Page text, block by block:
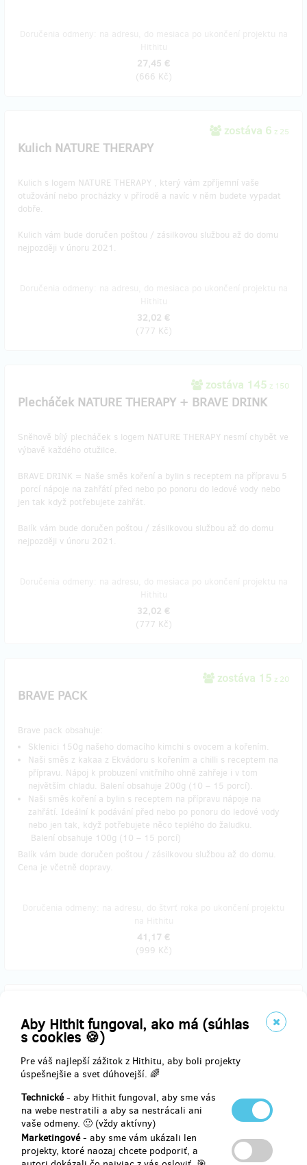
Aby Hithit fungoval, ako má (súhlas
s cookies 🍪)
Pre váš najlepší zážitok z Hithitu, aby boli projekty
úspešnejšie a svet dúhovejší. 🌈
Technické- aby Hithit fungoval, aby sme vás
na webe nestratili a aby sa nestrácali ani
vaše odmeny. 🙂 (vždy aktívny)
Marketingové- aby sme vám ukázali len
projekty, ktoré naozaj chcete podporiť, a
27,45 €
(666 Kč)
zostáva 6 z 25
Kulich NATURE THERAPY
Kulich s logem NATURE THERAPY , který vám zpříjemní vaše
otužování nebo procházky v přírodě a navíc v něm budete vypadat
dobře.
Kulich vám bude doručen poštou / zásilkovou službou až do domu
nejpozději v únoru 2021.
32,02 €
(777 Kč)
zostáva 145 z 150
Plecháček NATURE THERAPY + BRAVE DRINK
Sněhově bílý plecháček s logem NATURE THERAPY nesmí chybět ve
výbavě každého otužilce.
BRAVE DRINK = Naše směs koření a bylin s receptem na přípravu 5
porcí nápoje na zahřátí před nebo po ponoru do ledové vody nebo
jen tak když potřebujete zahřát.
Balík vám bude doručen poštou / zásilkovou službou až do domu
nejpozději v únoru 2021.
32,02 €
(777 Kč)
zostáva 15 z 20
BRAVE PACK
Brave pack obsahuje:
Sklenici 150g našeho domacího kimchi s ovocem a kořením.
Naši směs z kakaa z Ekvádoru s kořením a chilli s receptem na
přípravu. Nápoj k probuzení vnitřního ohně zahřeje i v tom
největším chladu. Balení obsahuje 200g (10 – 15 porcí).
Naši směs koření a bylin s receptem na přípravu nápoje na
zahřátí. Ideální k podávání před nebo po ponoru do ledové vody
nebo jen tak, když potřebujete něco teplého do žaludku.
Balení obsahuje 100g (10 – 15 porcí)
Balík vám bude doručen poštou / zásilkovou službou až do domu.
Cena je včetně dopravy.​
41,17 €
(999 Kč)
Východ slunce s NATURE THERAPY
Milujete pozorování slunce stejně jako my? Vezmeme Vás na naše
tajná místa v Jesenických horách, kde jsme ulovili zatím
nejkrásnější východy. Společně budeme pozorovat východ slunce a
poté si zacvičíme ranní jógu na nastartování do nového dne. Mimo
jiné se na workshopu dozvíte, jak funguje cirkadiánní rytmus.
Termín konání - jaro/léto 2021. Podrobné informace obdržíte včas
e-mailem. Pokud chcete darovat tuhle odměnu jako dárek, uveďte
do poznámky jméno obdarovaného a my Vám zašleme voucher.